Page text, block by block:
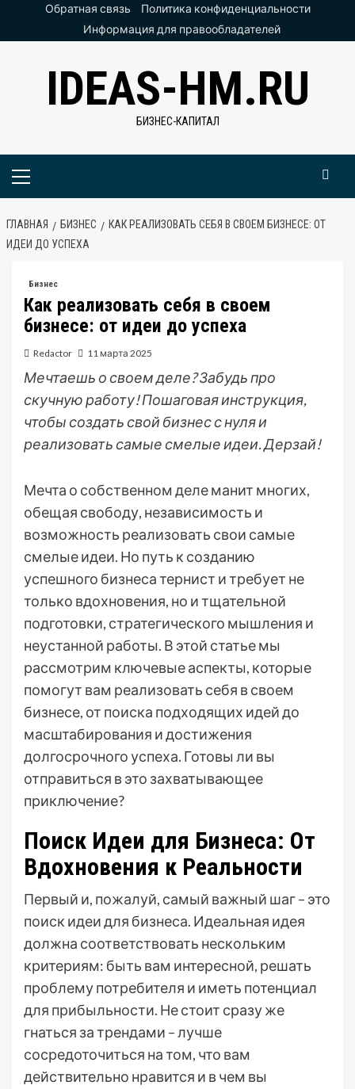
ПерейтиОбратная связь
Политика конфиденциальности
Информация для правообладателей
IDEAS-HM.RU
БИЗНЕС-КАПИТАЛ
Основное
ГЛАВНАЯ БИЗНЕС
КАК РЕАЛИЗОВАТЬ СЕБЯ В СВОЕМ БИЗНЕСЕ: ОТ
ИДЕИ ДО УСПЕХА
Бизнес
Как реализовать себя в своем
бизнесе: от идеи до успеха
Redactor 11 марта 2025
Мечтаешь о своем деле? Забудь про
скучную работу! Пошаговая инструкция,
чтобы создать свой бизнес с нуля и
реализовать самые смелые идеи. Дерзай!
Мечта о собственном деле манит многих,
обещая свободу, независимость и
возможность реализовать свои самые
смелые идеи. Но путь к созданию
успешного бизнеса тернист и требует не
только вдохновения, но и тщательной
подготовки, стратегического мышления и
неустанной работы. В этой статье мы
рассмотрим ключевые аспекты, которые
помогут вам реализовать себя в своем
бизнесе, от поиска подходящих идей до
масштабирования и достижения
долгосрочного успеха. Готовы ли вы
отправиться в это захватывающее
приключение?
Поиск Идеи для Бизнеса: От
Вдохновения к Реальности
Первый и, пожалуй, самый важный шаг – это
поиск идеи для бизнеса. Идеальная идея
должна соответствовать нескольким
критериям: быть вам интересной, решать
проблему потребителя и иметь потенциал
для прибыльности. Не стоит сразу же
гнаться за трендами – лучше
сосредоточиться на том, что вам
действительно нравится и в чем вы